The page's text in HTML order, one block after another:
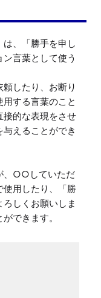
は、「勝手を申し
言葉として使う
したり、お断り
する言葉のこと
接的な表現をさせ
えることができ
、○○していただ
用したり、「勝
しくお願いしま
できます。